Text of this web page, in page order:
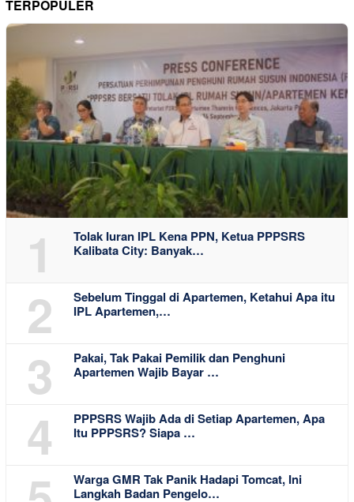
TERPOPULER
1
Tolak Iuran IPL Kena PPN, Ketua PPPSRS
Kalibata City: Banyak…
2
Sebelum Tinggal di Apartemen, Ketahui Apa itu
IPL Apartemen,…
3
Pakai, Tak Pakai Pemilik dan Penghuni
Apartemen Wajib Bayar …
4
PPPSRS Wajib Ada di Setiap Apartemen, Apa
Itu PPPSRS? Siapa …
Warga GMR Tak Panik Hadapi Tomcat, Ini
Langkah Badan Pengelo…